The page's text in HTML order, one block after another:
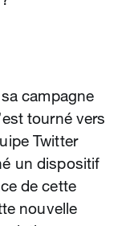
campagne
tourné vers
Twitter
un dispositif
de cette
nouvelle